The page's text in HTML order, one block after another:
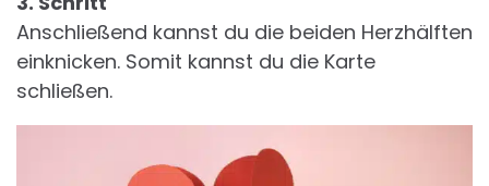
Anschließend kannst du die beiden Herzhälften
einknicken. Somit kannst du die Karte
schließen.